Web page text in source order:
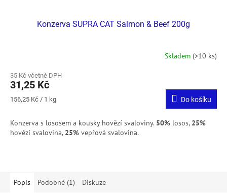
Konzerva SUPRA CAT Salmon & Beef 200g
Skladem (>10 ks)
35 Kč včetně DPH
31,25 Kč
Měrná
156,25 Kč / 1 kg Do košíku
Konzerva s lososem a kousky hovězí svaloviny. 50% losos, 25%
hovězí svalovina, 25% vepřová svalovina.
Popis Podobné (1) Diskuze